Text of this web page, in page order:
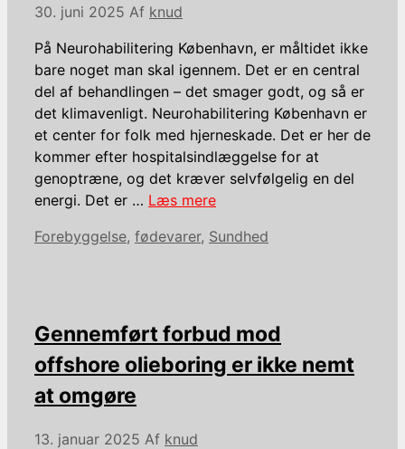
30. juni 2025 Af knud
På Neurohabilitering København, er måltidet ikke
bare noget man skal igennem. Det er en central
del af behandlingen – det smager godt, og så er
det klimavenligt. Neurohabilitering København er
et center for folk med hjerneskade. Det er her de
kommer efter hospitalsindlæggelse for at
genoptræne, og det kræver selvfølgelig en del
energi. Det er … Læs mere
Kategorier
Forebyggelse, fødevarer, Sundhed
Gennemført forbud mod
offshore olieboring er ikke nemt
at omgøre
13. januar 2025 Af knud